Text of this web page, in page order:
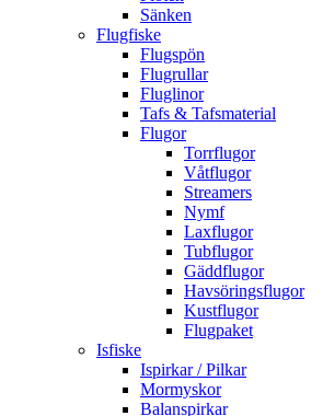
Sänken
Flugfiske
Flugspön
Flugrullar
Fluglinor
Tafs & Tafsmaterial
Flugor
Torrflugor
Våtflugor
Streamers
Nymf
Laxflugor
Tubflugor
Gäddflugor
Havsöringsflugor
Kustflugor
Flugpaket
Isfiske
Ispirkar / Pilkar
Mormyskor
Balanspirkar